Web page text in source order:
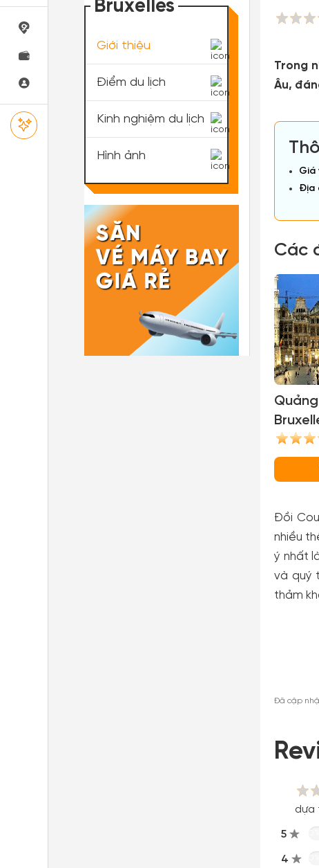
Trong
Âu,
Giá
Địa
Các
Đồi
nhiều
ý nhất
và quý
thảm
Đã cập
dựa
5
4
Bruxelles
Giới thiệu
Điểm du lịch
Kinh nghiệm du lịch
Hình ảnh